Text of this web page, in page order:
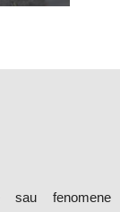
fenomene